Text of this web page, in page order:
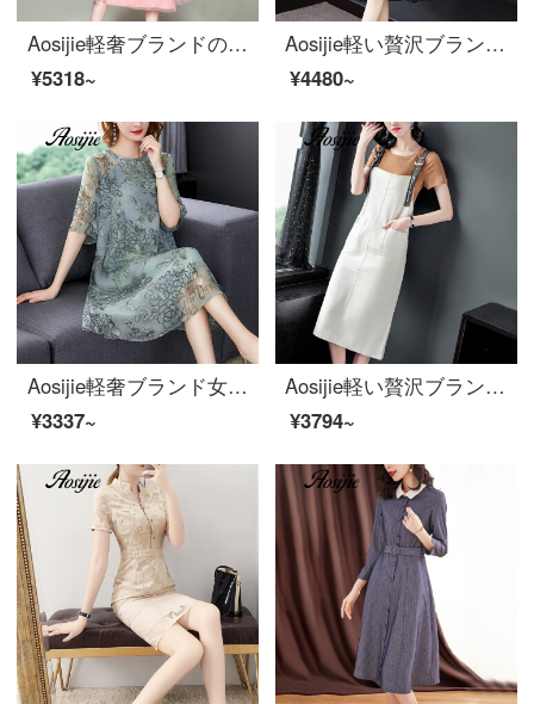
Aosijie軽奢ブランドの女装新式の改良チャイナドレスのシルクのワンピース女性2020春夏新作中国風の刺繍漢服のドレスの女性ピンクXL
¥5318~
Aosijie軽い贅沢ブランドの婦人服の黒い波点の小花のワンピース女性2020夏スタイルの新商品です。キクラゲの半袖の中の長いスカートは腰Vネックの魚の尾のスカートの黒いMを収めます。
¥4480~
Aosijie軽奢ブランド女装シフォン半袖ワンピース2020夏新型雰囲気ゆったり通気大サイズ太MM翠花ロングスカート緑色M
¥3337~
Aosijie軽い贅沢ブランドの婦人服のサスペンダーワンピーススーツのスカート2020夏の新型韓国版はゆったりしていて、やせていて、年齢の中で長いスタイルのサスペンダーのスカートの2つのセットの米白Mを現します。
¥3794~